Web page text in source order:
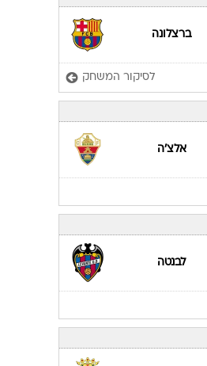
ענפים נוספים
כתבו לנו
ברצלונה
לסיקור המשחק
אלצ'ה
לבנטה